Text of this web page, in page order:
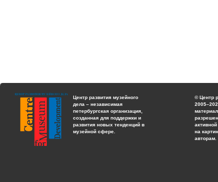
Центр развития музейного
дела – независимая
петербургская организация,
созданная для поддержки и
развития новых тенденций в
музейной сфере.
© Центр
на
авторам.